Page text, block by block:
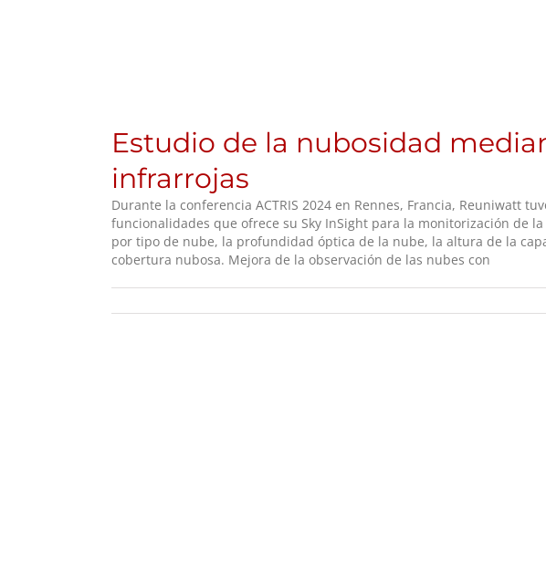
Estudio de la nubosidad
infrarrojas
Durante la conferencia ACTRIS 2024 en Rennes, Francia, Reuniwatt
funcionalidades que ofrece su Sky InSight para la monitorización de
por tipo de nube, la profundidad óptica de la nube, la altura de la
cobertura nubosa. Mejora de la observación de las nubes con